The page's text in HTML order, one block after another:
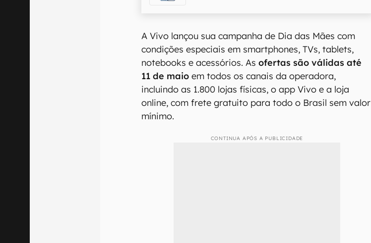
A Vivo lançou sua campanha de Dia das Mães com
condições especiais em smartphones, TVs, tablets,
notebooks e acessórios. Asofertas são válidas até
11 de maio em todos os canais da operadora,
incluindo as 1.800 lojas físicas, o app Vivo e a loja
online, com frete gratuito para todo o Brasil sem valor
mínimo.
CONTINUA APÓS A PUBLICIDADE